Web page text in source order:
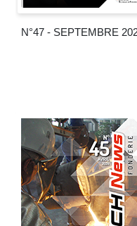
N°47 - SEPTEMBRE